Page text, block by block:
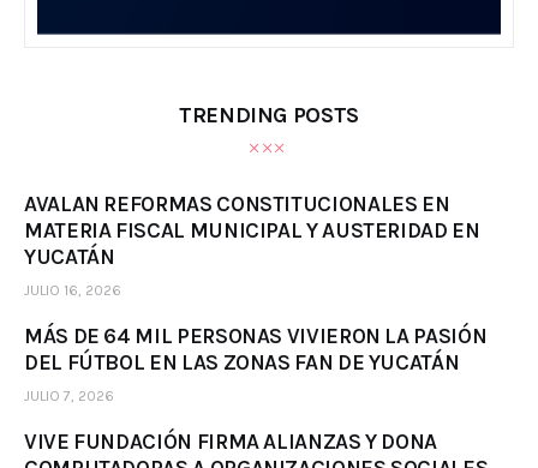
TRENDING POSTS
AVALAN REFORMAS CONSTITUCIONALES EN
MATERIA FISCAL MUNICIPAL Y AUSTERIDAD EN
YUCATÁN
JULIO 16, 2026
MÁS DE 64 MIL PERSONAS VIVIERON LA PASIÓN
DEL FÚTBOL EN LAS ZONAS FAN DE YUCATÁN
JULIO 7, 2026
VIVE FUNDACIÓN FIRMA ALIANZAS Y DONA